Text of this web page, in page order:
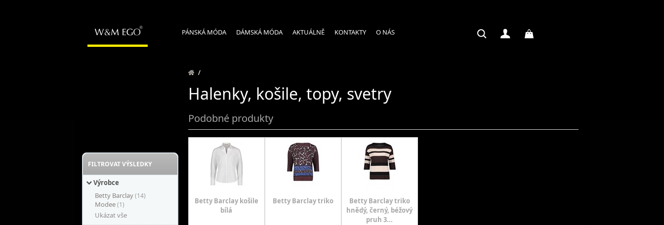
PÁNSKÁ MÓDA DÁMSKÁ MÓDA AKTUÁLNĚ KONTAKTY O NÁS
FILTROVAT VÝSLEDKY
Výrobce
Betty Barclay (14)
Modee (1)
Ukázat vše
/
Halenky, košile, topy, svetry
Podobné produkty
Betty Barclay košile
bílá
Betty Barclay triko
Betty Barclay triko
hnědý, černý, béžový
pruh 3...